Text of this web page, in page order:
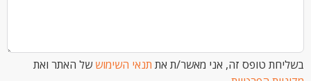
טופס זה, אני מאשר/ת אתתנאי השימוש של האתר ואת